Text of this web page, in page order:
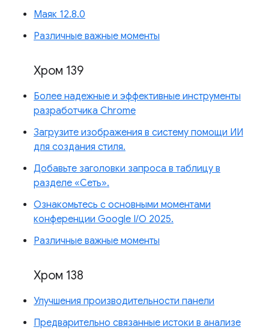
Маяк 12.8.0
Различные важные моменты
Хром 139
Более надежные и эффективные инструменты
разработчика Chrome
Загрузите изображения в систему помощи ИИ
для создания стиля.
Добавьте заголовки запроса в таблицу в
разделе «Сеть».
Ознакомьтесь с основными моментами
конференции Google I/O 2025.
Различные важные моменты
Хром 138
Улучшения производительности панели
Предварительно связанные истоки в анализе